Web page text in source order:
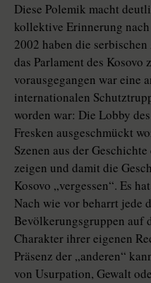
Diese Polemik macht
kollektive Erinnerung
2002 haben die
das Parlament des
vorausgegangen war eine
internationalen
worden war: Die Lobby
Fresken ausgeschmückt
Szenen aus der
zeigen und damit die
Kosovo „vergessen“. Es
Nach wie vor beharrt jede
Bevölkerungsgruppen auf
Charakter ihrer eigenen
Präsenz der „anderen“
von Usurpation, Gewalt